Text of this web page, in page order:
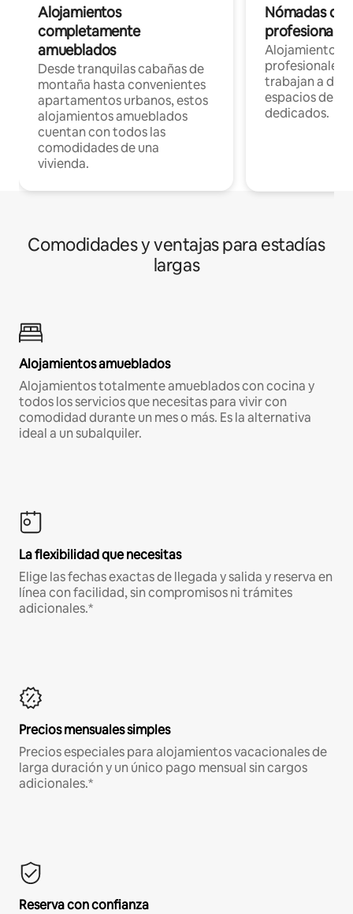
Alojamientos
completamente
amueblados
Desde tranquilas cabañas de
montaña hasta convenientes
apartamentos urbanos, estos
alojamientos amueblados
cuentan con todos las
comodidades de una
vivienda.
Nómadas
Alojamientos
profesionales
trabajan a
espacios de
dedicados.
Comodidades y ventajas para estadías
largas
Alojamientos amueblados
Alojamientos totalmente amueblados con cocina y
todos los servicios que necesitas para vivir con
comodidad durante un mes o más. Es la alternativa
ideal a un subalquiler.
La flexibilidad que necesitas
Elige las fechas exactas de llegada y salida y reserva en
línea con facilidad, sin compromisos ni trámites
adicionales.*
Precios mensuales simples
Precios especiales para alojamientos vacacionales de
larga duración y un único pago mensual sin cargos
adicionales.*
Reserva con confianza